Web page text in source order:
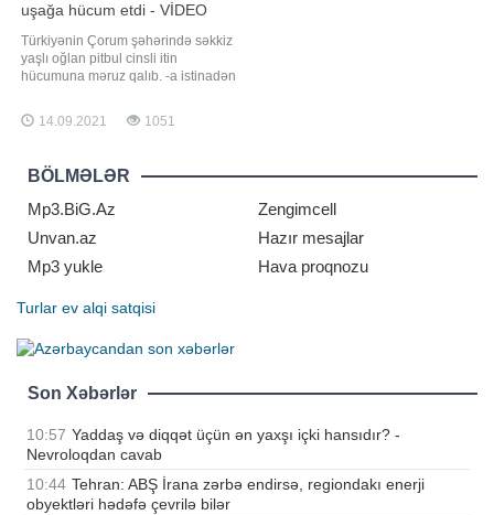
uşağa hücum etdi - VİDEO
Türkiyənin Çorum şəhərində səkkiz
yaşlı oğlan pitbul cinsli itin
hücumuna məruz qalıb. -a istinadən
təhlükəsizlik kameraları tərəfindən
qeydə alınıb. Yeniyetmə oğlan
hücumundan xilas edilsə də, onun
müxtəlif xəsarətlər aldığ
14.09.2021 1051
BÖLMƏLƏR
Mp3.BiG.Az
Zengimcell
Unvan.az
Hazır mesajlar
Mp3 yukle
Hava proqnozu
Turlar ev alqi satqisi
Son Xəbərlər
10:57 Yaddaş və diqqət üçün ən yaxşı içki hansıdır? -
Nevroloqdan cavab
10:44 Tehran: ABŞ İrana zərbə endirsə, regiondakı enerji
obyektləri hədəfə çevrilə bilər